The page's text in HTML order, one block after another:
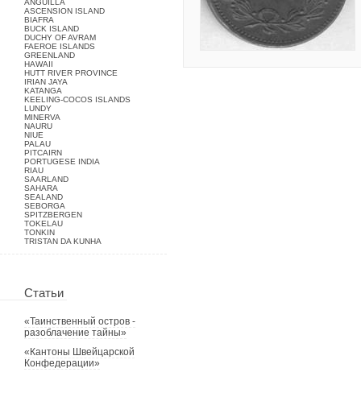
ANGUILLA
ASCENSION ISLAND
BIAFRA
BUCK ISLAND
DUCHY OF AVRAM
FAEROE ISLANDS
GREENLAND
HAWAII
HUTT RIVER PROVINCE
IRIAN JAYA
KATANGA
KEELING-COCOS ISLANDS
LUNDY
MINERVA
NAURU
NIUE
PALAU
PITCAIRN
PORTUGESE INDIA
RIAU
SAARLAND
SAHARA
SEALAND
SEBORGA
SPITZBERGEN
TOKELAU
TONKIN
TRISTAN DA KUNHA
Статьи
«Таинственный остров -
разоблачение тайны»
«Кантоны Швейцарской
Конфедерации»